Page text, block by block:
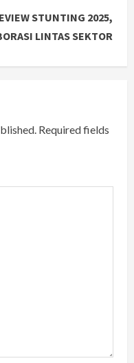
STUNTING 2025,
LINTAS SEKTOR
Required fields